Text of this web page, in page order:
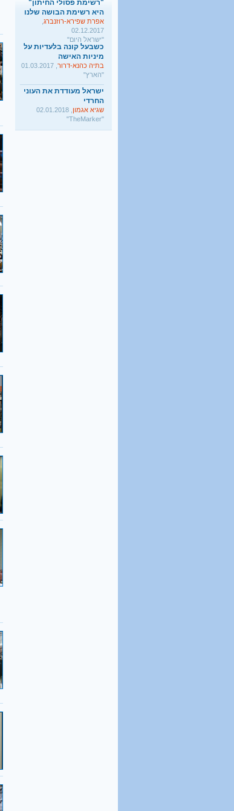
היא רשימת הבושה שלנו
אפרת שפירא-רוזנברג,
02.12.2017
"ישראל היום"
כשבעל קונה בלעדיות על
מיניות האישה
בתיה כהנא-דרור
"הארץ"
ישראל מעודדת את העוני
החרדי
שגיא אגמון
"TheMarker"
היו שלום מרכולים. ברוך